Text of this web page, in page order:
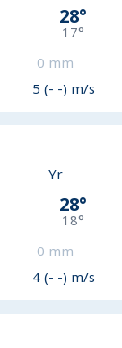
28°
17°
0 mm
5 (- -) m/s
Yr
28°
18°
0 mm
4 (- -) m/s